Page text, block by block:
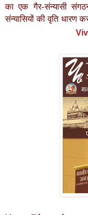
का एक गैर-संन्यासी
संन्यासियों की वृति धारण